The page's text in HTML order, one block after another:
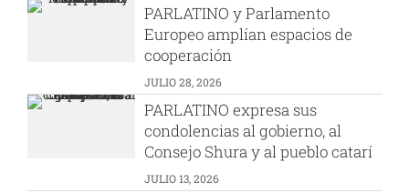
PARLATINO y Parlamento
Europeo amplían espacios de
cooperación
JULIO 28, 2026
PARLATINO expresa sus
condolencias al gobierno, al
Consejo Shura y al pueblo catarí
JULIO 13, 2026